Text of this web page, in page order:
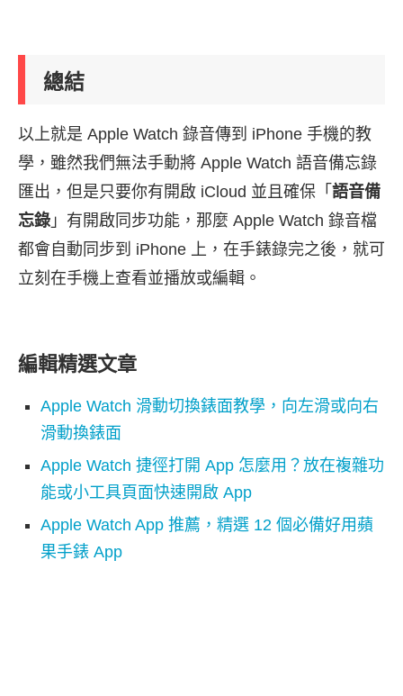
總結
以上就是 Apple Watch 錄音傳到 iPhone 手機的教
學，雖然我們無法手動將 Apple Watch 語音備忘錄
匯出，但是只要你有開啟 iCloud 並且確保「 語音備
忘錄 」有開啟同步功能，那麼 Apple Watch 錄音檔
都會自動同步到 iPhone 上，在手錶錄完之後，就可
立刻在手機上查看並播放或編輯。
編輯精選文章
Apple Watch 滑動切換錶面教學，向左滑或向右
滑動換錶面
Apple Watch 捷徑打開 App 怎麼用？放在複雜功
能或小工具頁面快速開啟 App
Apple Watch App 推薦，精選 12 個必備好用蘋
果手錶 App